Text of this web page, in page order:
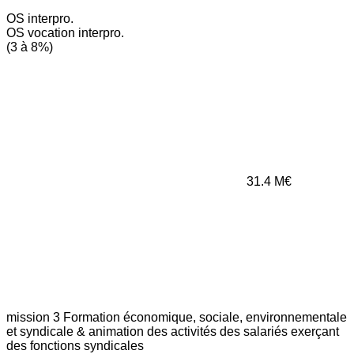
OS interpro.
OS vocation interpro.
(3 à 8%)
31.4 M€
mission 3 Formation économique, sociale, environnementale
et syndicale & animation des activités des salariés exerçant
des fonctions syndicales